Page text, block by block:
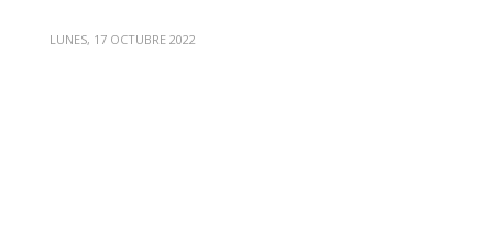
LUNES, 17 OCTUBRE 2022